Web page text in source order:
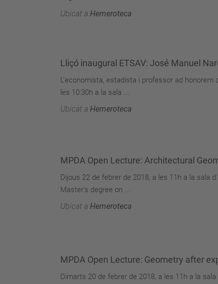
Ubicat a Hemeroteca
Lliçó inaugural ETSAV: José Manuel
L'economista, estadista i professor ad honorem
les 10:30h a la sala ...
Ubicat a Hemeroteca
MPDA Open Lecture: Architectural
Dijous 22 de febrer de 2018, a les 11h a la sala
Master's degree on ...
Ubicat a Hemeroteca
MPDA Open Lecture: Geometry after
Dimarts 20 de febrer de 2018, a les 11h a la